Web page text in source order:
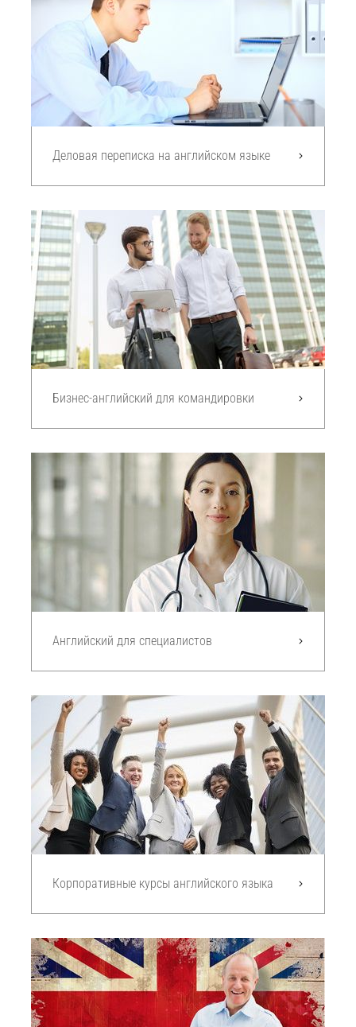
Деловая переписка на английском языке
Бизнес-английский для командировки
Английский для специалистов
Корпоративные курсы английского языка